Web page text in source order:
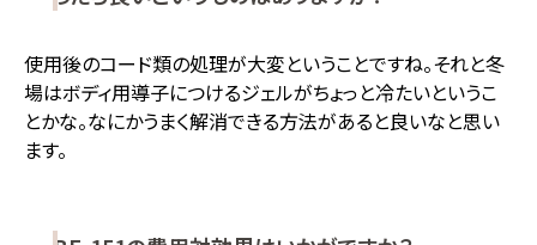
使用後のコード類の処理が大変ということですね。それと冬
場はボディ用導子につけるジェルがちょっと冷たいというこ
とかな。なにかうまく解消できる方法があると良いなと思い
ます。